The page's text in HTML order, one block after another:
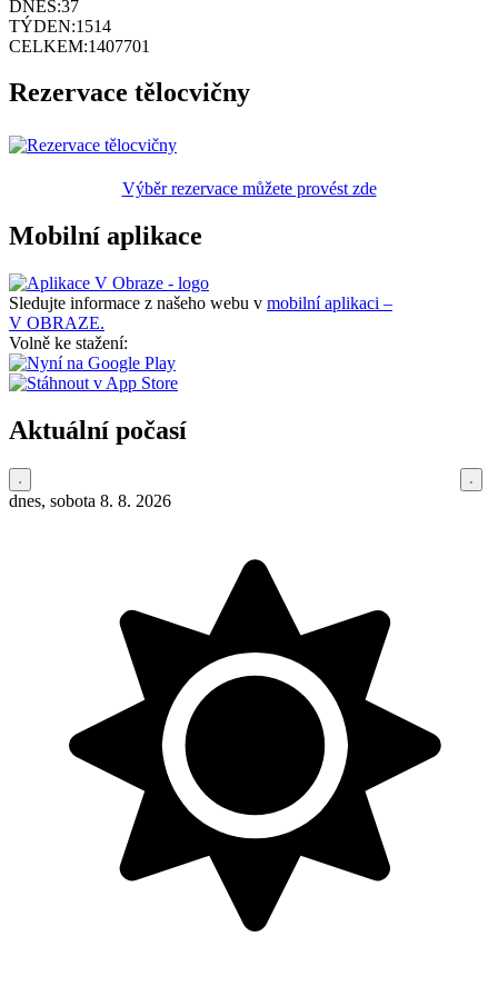
DNES:37
TÝDEN:1514
CELKEM:1407701
Rezervace tělocvičny
Výběr rezervace můžete provést zde
Mobilní aplikace
Sledujte informace z našeho webu v mobilní aplikaci –
V OBRAZE.
Volně ke stažení:
Aktuální počasí
dnes, sobota 8. 8. 2026